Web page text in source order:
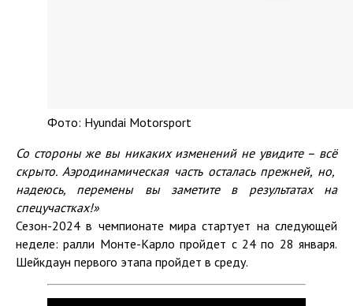
Фото: Hyundai Motorsport
Со стороны же вы никаких изменений не увидите – всё
скрыто. Аэродинамическая часть осталась прежней, но,
надеюсь, перемены вы заметите в результатах на
спецучастках!»
Сезон-2024 в чемпионате мира стартует на следующей
неделе: ралли Монте-Карло пройдет с 24 по 28 января.
Шейкдаун первого этапа пройдет в среду.